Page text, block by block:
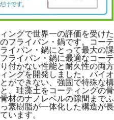
ングで世界一の評価を受けた
フライパン・鍋です。コーテ
イパン・鍋にとって最大の課
ライパン・鍋に最適なコーテ
付かない性能と耐久性の両方
ングを開発しました。バイオ
ができない、強固で特殊な構
、珪藻土をコーティングの骨
材のナノレベルの隙間までふ
素樹脂が一体化した構造が長
います。